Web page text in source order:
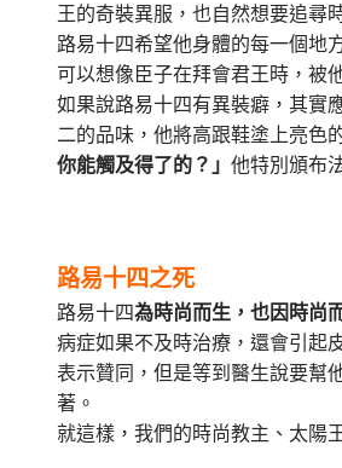
王的奇裝異服，也自然想要追尋
路易十四希望他身體的每一個地
可以想像臣子在拜會君王時，被
如果說路易十四有異裝癖，其實
二的品味，他將高跟鞋塗上亮色
你能觸及得了的？」 他特別頒布
路易十四之死
路易十四為時尚而生，也因時尚
病症如果不及時治療，還會引起
表示贊同，但是等到醫生說要幫
著。
就這樣，我們的時尚教主、太陽